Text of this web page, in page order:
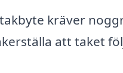
kräver
att taket